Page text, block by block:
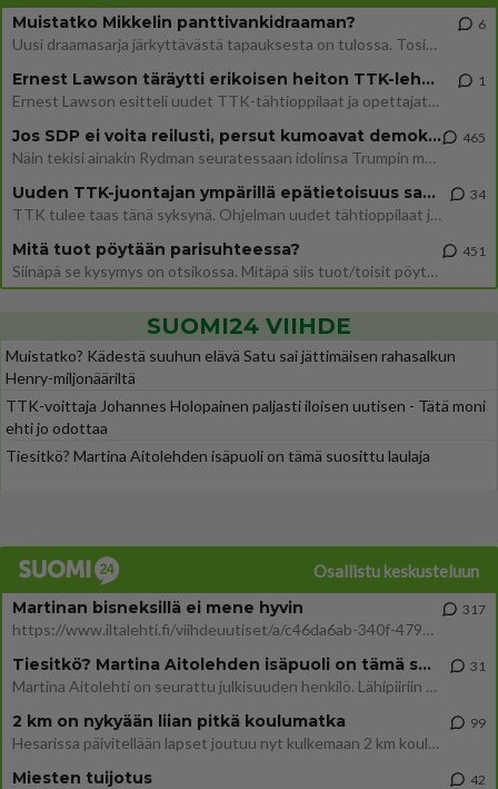
Muistatko Mikkelin panttivankidraaman?
Uusi draamasarja järkyttävästä tapauksesta on tulossa. Tositapahtumiin perustuva sarja ammentaa vuoden 1986 Mikkelin pan
6
Ernest Lawson täräytti erikoisen heiton TTK-lehdistötilaisuudessa: " Onko tässä tarkoituksena...?"
Ernest Lawson esitteli uudet TTK-tähtioppilaat ja opettajat torstaina 6.8. lehdistölle. Tulevalla kaudella on yksi hausk
1
Jos SDP ei voita reilusti, persut kumoavat demokratian Suomesta
Näin tekisi ainakin Rydman seuratessaan idolinsa Trumpin mallia https://www.is.fi/politiikka/art-2000012187244.html
465
Uuden TTK-juontajan ympärillä epätietoisuus sakenee - Nyt MTV hämmentää soppaa
TTK tulee taas tänä syksynä. Ohjelman uudet tähtioppilaat julkistetaan torstaina 6. elokuuta klo 14 alkavassa lehdistö
34
Mitä tuot pöytään parisuhteessa?
Siinäpä se kysymys on otsikossa. Mitäpä siis tuot/toisit pöytään parisuhteessa? Oletko mies vai nainen? Koetko sen mitä
451
SUOMI24 VIIHDE
Muistatko? Kädestä suuhun elävä Satu sai jättimäisen rahasalkun
Henry-miljonääriltä
TTK-voittaja Johannes Holopainen paljasti iloisen uutisen - Tätä moni
ehti jo odottaa
Tiesitkö? Martina Aitolehden isäpuoli on tämä suosittu laulaja
Osallistu keskusteluun
Martinan bisneksillä ei mene hyvin
https://www.iltalehti.fi/viihdeuutiset/a/c46da6ab-340f-4790-aaa7-0865eed2336 Yrityksen konkurssihakemus on tullut kärä
317
Tiesitkö? Martina Aitolehden isäpuoli on tämä suosittu laulaja
Martina Aitolehti on seurattu julkisuuden henkilö. Lähipiiriin mahtuu muitakin tunnettuja henkilöitä. Tiesitkö, että Ma
31
2 km on nykyään liian pitkä koulumatka
Hesarissa päivitellään lapset joutuu nyt kulkemaan 2 km kouluun jösses. Ruostefillarilla tuo matka menee vaikka miten äk
99
Miesten tuijotus 42